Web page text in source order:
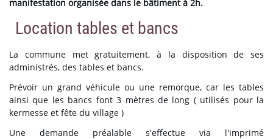
manifestation organisée dans le bâtiment à 2h.
Location tables et bancs
La commune met gratuitement, à la disposition de ses
administrés, des tables et bancs.
Prévoir un grand véhicule ou une remorque, car les tables
ainsi que les bancs font 3 mètres de long ( utilisés pour la
kermesse et fête du village )
Une demande préalable s'effectue via l'imprimé